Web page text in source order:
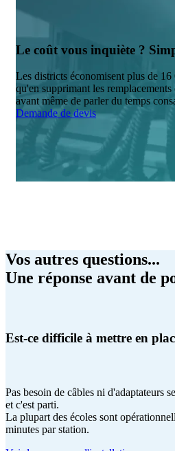
Le coût vous inquiète ?
Les districts économisent plus de
qu'en supprimant les
avant même de parler du temps
Demande de devis
Vos autres questions...
Une réponse avant de
Est-ce difficile à mettre en
Pas besoin de câbles ni d'adaptateurs
et c'est parti.
La plupart des écoles sont
minutes par station.